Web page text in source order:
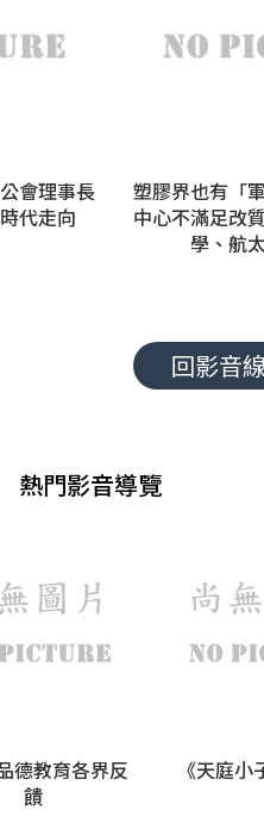
會理事長
代走向
塑膠界也有「
中心不滿足改
學、航
回影音
熱門影音導覽
德教育各界反
饋
《天庭小